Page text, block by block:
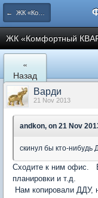
← ЖК «Комфортный КВАРТАЛ»
ЖК «Комфортный
«
Назад
Варди
21 Nov 2013
andkon, on 21 Nov
скинул бы кто-нибудь
Сходите к ним офис.
планировки и т.д.
Нам копировали ДДУ,